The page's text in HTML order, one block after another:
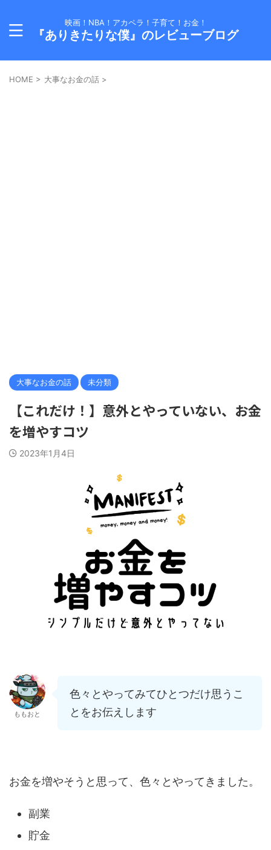
映画！NBA！アカペラ！子育て！お金！
『ありきたりな僕』のレビューブログ
HOME > 大事なお金の話 >
大事なお金の話 未分類
【これだけ！】意外とやっていない、お金
を増やすコツ
2023年1月4日
ももおと
色々とやってみてひとつだけ思うこ
とをお伝えします
お金を増やそうと思って、色々とやってきました。
副業
貯金